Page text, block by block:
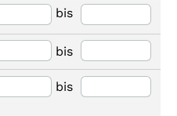
bis
bis
bis